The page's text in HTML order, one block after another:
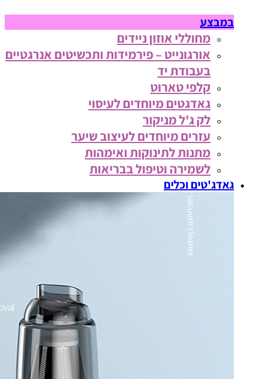
במבצע
מחוללי אוזון ניידים
אורגונייט – פירמידות ותכשיטים אנרגטיים
בעבודת יד
קלפי טארוט
גאדגטים מיוחדים לעיסוי
לק ג'ל מניקור
עזרים מיוחדים לעיצוב שיער
מתנות לתינוקות ואימהות
לשמירה וטיפול בבריאות
גאדג'טים וכלים